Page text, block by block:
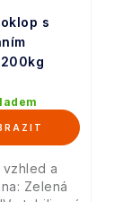
s
vzhled a
Zelená